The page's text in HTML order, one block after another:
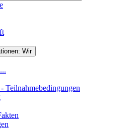
Wir
Teilnahmebedingungen